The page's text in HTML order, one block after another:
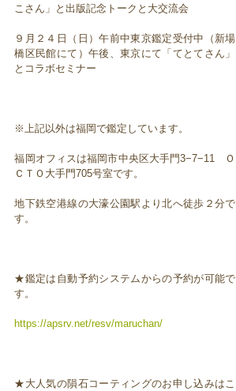
こさん」と出版記念トークと大交流会
９月２４日（日）午前中東京鑑定受付中（新場
橋区民館にて）午後、東京にて「てとてさん」
とコラボセミナー
※上記以外は福岡で鑑定しています。
福岡オフィスは福岡市中央区大手門3−7−11 Ｏ
ＣＴＯ大手門705号室です。
地下鉄空港線の大濠公園駅より北へ徒歩２分で
す。
★鑑定は自動予約システムからの予約が可能で
す。
https://apsrv.net/resv/maruchan/
★大人気の隕石コーティングのお申し込みはこ